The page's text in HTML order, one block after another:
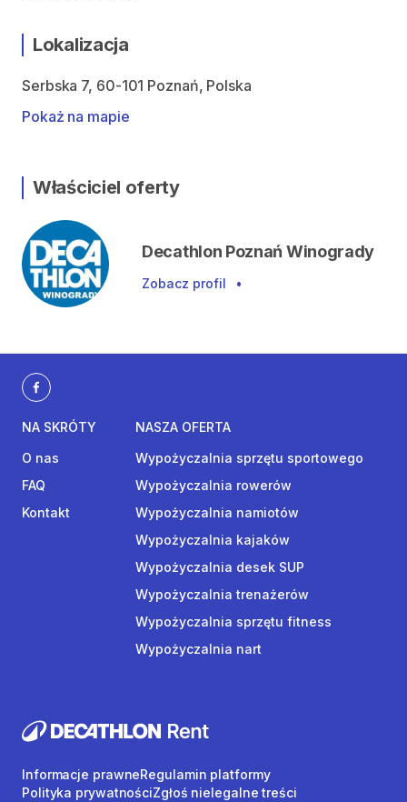
Lokalizacja
Serbska 7, 60-101 Poznań, Polska
Pokaż na mapie
Właściciel oferty
Decathlon Poznań Winogrady
Zobacz profil •
NA SKRÓTY
O nas
FAQ
Kontakt
NASZA OFERTA
Wypożyczalnia sprzętu sportowego
Wypożyczalnia rowerów
Wypożyczalnia namiotów
Wypożyczalnia kajaków
Wypożyczalnia desek SUP
Wypożyczalnia trenażerów
Wypożyczalnia sprzętu fitness
Wypożyczalnia nart
Informacje prawneRegulamin platformy
Polityka prywatnościZgłoś nielegalne treści